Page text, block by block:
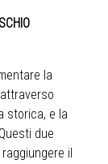
la
storica, e la
due
il